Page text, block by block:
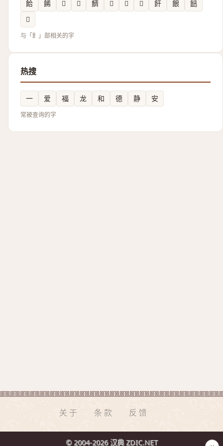
餄 餙 𩜐 𩝱 䭣 𩟖 𩝠 𩛇 飦 䬶
䭀
𩜈
与「飠」部相关的字
热搜
一 爱 福 龙 和 德 静 安
常被查询的字
关于 条款 反馈
© 2004-2026 汉典 ZDIC.NET